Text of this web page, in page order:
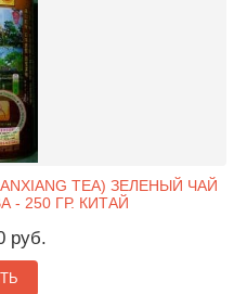
TEA) ЗЕЛЕНЫЙ ЧАЙ
- 250 ГР. КИТАЙ
руб.